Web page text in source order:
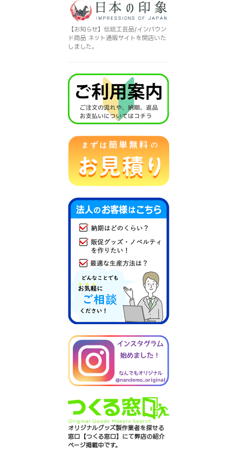
【お知らせ】伝統工芸品/インバウン
ド商品 ネット通販サイトを開店いた
しました。
オリジナルグッズ製作業者を探せる
窓口【つくる窓口】にて弊店の紹介
ページ掲載中です。